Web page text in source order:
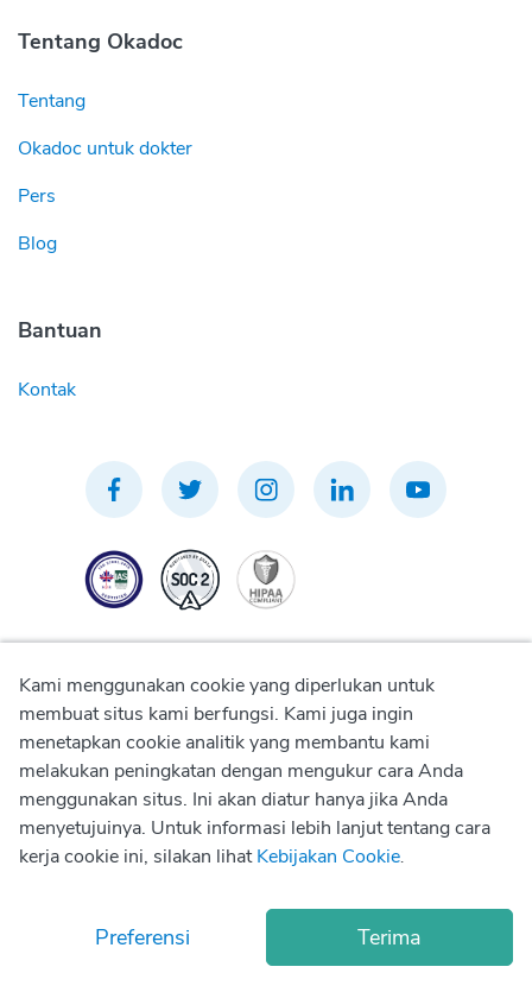
Tentang Okadoc
Tentang
Okadoc untuk dokter
Pers
Blog
Bantuan
Kontak
© Copyright2026 Okadoc Technologies FZ-LLC
Kebijakan Privasi
Kebijakan Penggunaan
Kami menggunakan cookie yang diperlukan untuk
membuat situs kami berfungsi. Kami juga ingin
menetapkan cookie analitik yang membantu kami
melakukan peningkatan dengan mengukur cara Anda
menggunakan situs. Ini akan diatur hanya jika Anda
menyetujuinya. Untuk informasi lebih lanjut tentang cara
kerja cookie ini, silakan lihat Kebijakan Cookie.
Preferensi Terima